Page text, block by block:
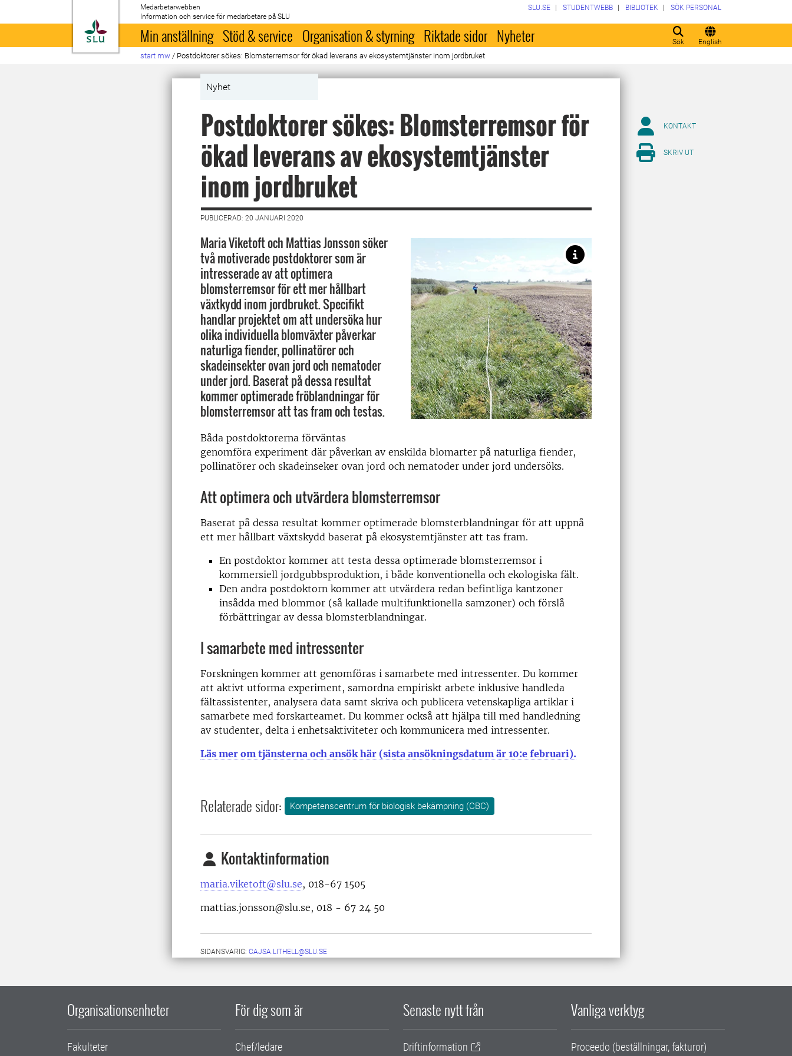
Till startsida
Medarbetarwebben
Information och service för medarbetare på SLU
Sök English
SLU.SE STUDENTWEBB BIBLIOTEK SÖK PERSONAL
Min anställning Stöd & service Organisation & styrning Riktade sidor Nyheter
start mw / Postdoktorer sökes: Blomsterremsor för ökad leverans av ekosystemtjänster inom jordbruket
Nyhet
Postdoktorer sökes: Blomsterremsor för
ökad leverans av ekosystemtjänster
inom jordbruket
PUBLICERAD: 20 JANUARI 2020
Maria Viketoft och Mattias Jonsson söker
två motiverade postdoktorer som är
intresserade av att optimera
blomsterremsor för ett mer hållbart
växtkydd inom jordbruket. Specifikt
handlar projektet om att undersöka hur
olika individuella blomväxter påverkar
naturliga fiender, pollinatörer och
skadeinsekter ovan jord och nematoder
under jord. Baserat på dessa resultat
kommer optimerade fröblandningar för
blomsterremsor att tas fram och testas.
Båda postdoktorerna förväntas
genomföra experiment där påverkan av enskilda blomarter på naturliga fiender,
pollinatörer och skadeinseker ovan jord och nematoder under jord undersöks.
Att optimera och utvärdera blomsterremsor
Baserat på dessa resultat kommer optimerade blomsterblandningar för att uppnå
ett mer hållbart växtskydd baserat på ekosystemtjänster att tas fram.
En postdoktor kommer att testa dessa optimerade blomsterremsor i
kommersiell jordgubbsproduktion, i både konventionella och ekologiska fält.
Den andra postdoktorn kommer att utvärdera redan befintliga kantzoner
insådda med blommor (så kallade multifunktionella samzoner) och förslå
förbättringar av dessa blomsterblandningar.
I samarbete med intressenter
Forskningen kommer att genomföras i samarbete med intressenter. Du kommer
att aktivt utforma experiment, samordna empiriskt arbete inklusive handleda
fältassistenter, analysera data samt skriva och publicera vetenskapliga artiklar i
samarbete med forskarteamet. Du kommer också att hjälpa till med handledning
av studenter, delta i enhetsaktiviteter och kommunicera med intressenter.
Läs mer om tjänsterna och ansök här (sista ansökningsdatum är 10:e februari).
Relaterade sidor: Kompetenscentrum för biologisk bekämpning (CBC)
Kontaktinformation
maria.viketoft@slu.se, 018-67 1505
mattias.jonsson@slu.se, 018 - 67 24 50
SIDANSVARIG: CAJSA.LITHELL@SLU.SE
KONTAKT
SKRIV UT
Organisationsenheter
Fakulteter
För dig som är
Chef/ledare
Senaste nytt från
Driftinformation
Vanliga verktyg
Proceedo (beställningar, fakturor)